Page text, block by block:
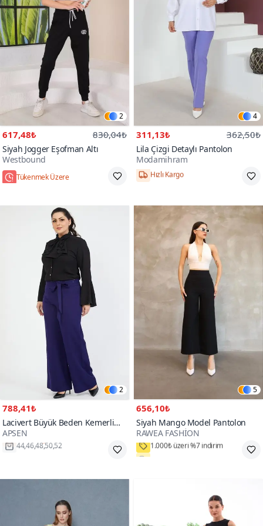
2
617,48₺ 830,04₺
Siyah Jogger Eşofman Altı
Westbound
Tükenmek Üzere
4
311,13₺ 362,50₺
Lila Çizgi Detaylı Pantolon
Modamihram
Hızlı Kargo
2
788,41₺
Lacivert Büyük Beden Kemerli
Pantolon
APSEN
Hızlı Kargo
5
656,10₺
Siyah Mango Model Pantolon
RAWEA FASHİON
%20 Kupon Fırsatı